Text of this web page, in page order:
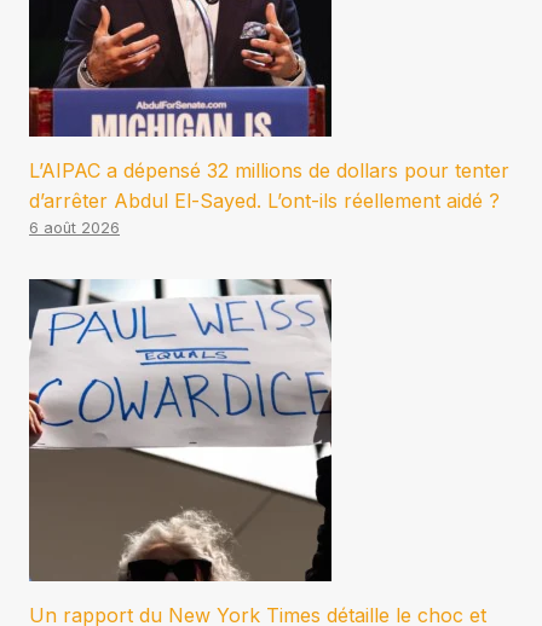
L’AIPAC a dépensé 32 millions de dollars pour tenter
d’arrêter Abdul El-Sayed. L’ont-ils réellement aidé ?
6 août 2026
Un rapport du New York Times détaille le choc et